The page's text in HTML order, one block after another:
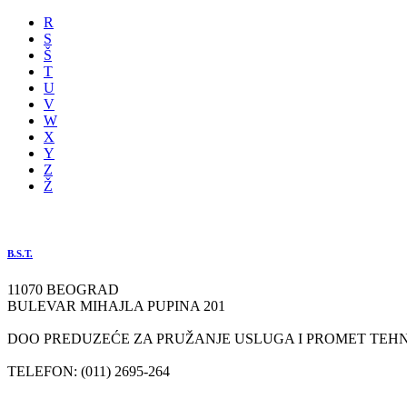
R
S
Š
T
U
V
W
X
Y
Z
Ž
B.S.T.
11070 BEOGRAD
BULEVAR MIHAJLA PUPINA 201
DOO PREDUZEĆE ZA PRUŽANJE USLUGA I PROMET
TELEFON: (011) 2695-264